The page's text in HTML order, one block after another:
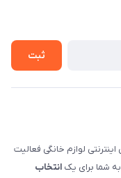
ثبت
لوازم خانگی فعالیت
شما برای یک انتخاب